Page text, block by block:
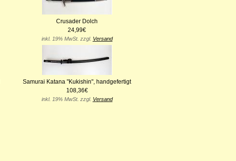
Crusader Dolch
24,99€
inkl. 19% MwSt. zzgl. Versand
Samurai Katana "Kukishin", handgefertigt
108,36€
inkl. 19% MwSt. zzgl. Versand